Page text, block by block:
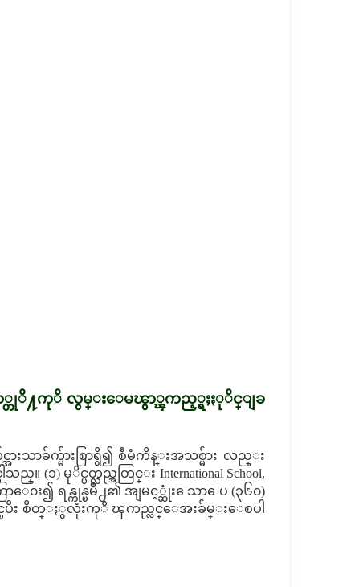
တာ္တုိ႔ကုိ လွမ္းေမၽွာ္ၾကည့္ရႈႏုိင္ျခ
ားသာခ်က္မ်ားစြာရွိ၍ စီမံကိန္းအသစ္မ်ား လည္း
(၁) မုိင္ပတ္လည္အတြင္း International School,
ာေ၀း၍ ရန္ကုန္ၿမိဳ႕၏ အျမင့္ဆုံး ေသာ ေပ (၃၆၀)
း စိတ္ႏွလုံးကုိ ၾကည္လင္ေအးခ်မ္းေစပါ